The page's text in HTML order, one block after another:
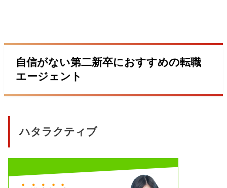
自信がない第二新卒におすすめの転職
エージェント
ハタラクティブ